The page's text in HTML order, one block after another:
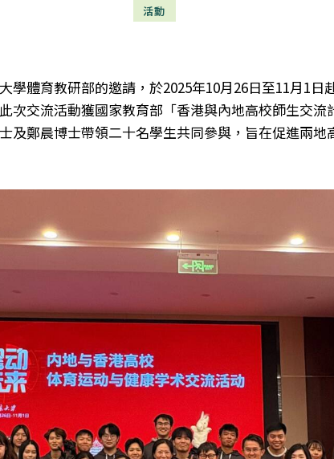
活動
學體育教研部的邀請，於2025年10月26日至11月1
次交流活動獲國家教育部「香港與內地高校師生交
及鄭晨博士帶領二十名學生共同參與，旨在促進兩